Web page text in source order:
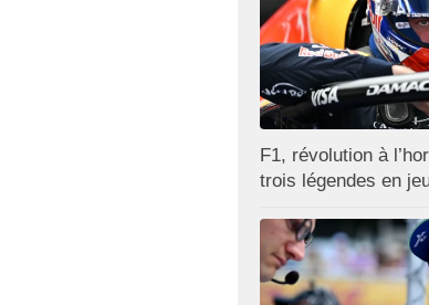
F1, révolution à
trois légendes en